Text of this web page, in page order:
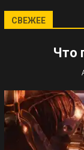
СВЕЖЕЕ
Что